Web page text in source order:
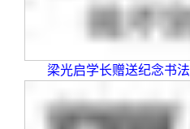
梁光启学长赠送纪念书法